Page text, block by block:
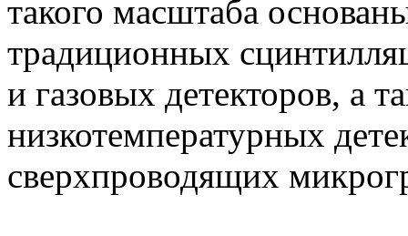
такого масштаба
традиционных
и газовых детекторов, а
низкотемпературных
сверхпроводящих